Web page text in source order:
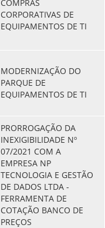
FISCAL
COMPRAS
CORPORATIVAS DE
EQUIPAMENTOS DE TI
MODERNIZAÇÃO DO
PARQUE DE
EQUIPAMENTOS DE TI
PRORROGAÇÃO DA
INEXIGIBILIDADE Nº
07/2021 COM A
EMPRESA NP
TECNOLOGIA E GESTÃO
DE DADOS LTDA -
FERRAMENTA DE
COTAÇÃO BANCO DE
PREÇOS